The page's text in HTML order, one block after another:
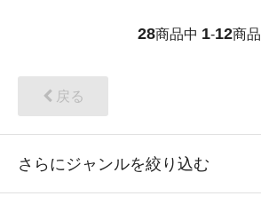
28商品中 1-12商品
戻る
さらにジャンルを絞り込む